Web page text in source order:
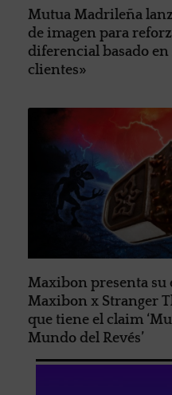
Mutua Madrileña
de imagen para
diferencial basado en
clientes»
Maxibon presenta
Maxibon x Stranger
que tiene el claim
Mundo del Revés’